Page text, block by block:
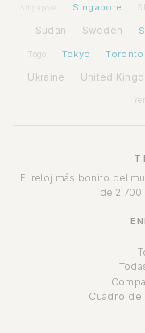
Singapore
Sudan Sweden
Togo Tokyo Toronto
Ukraine United
El reloj más bonito del
de 2.700
Cuadro